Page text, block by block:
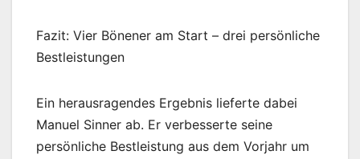
Fazit: Vier Bönener am Start – drei persönliche
Bestleistungen
Ein herausragendes Ergebnis lieferte dabei
Manuel Sinner ab. Er verbesserte seine
persönliche Bestleistung aus dem Vorjahr um